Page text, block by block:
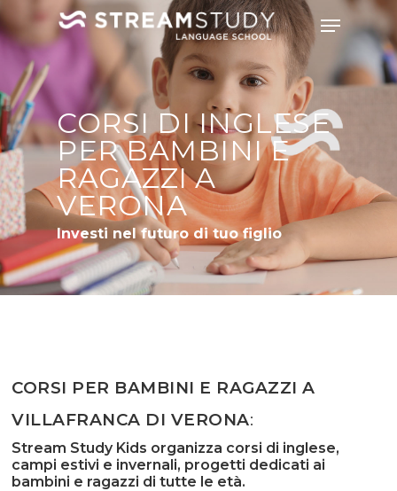
CORSI DI INGLESE
PER BAMBINI E
RAGAZZI A
VERONA
Investi nel futuro di tuo figlio
CORSI PER BAMBINI E RAGAZZI A
VILLAFRANCA DI VERONA:
Stream Study Kids organizza corsi di inglese,
campi estivi e invernali, progetti dedicati ai
bambini e ragazzi di tutte le età.